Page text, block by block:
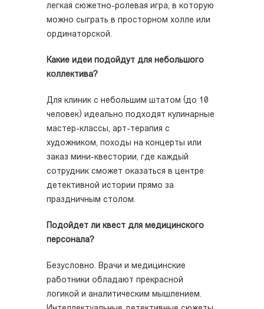
легкая сюжетно-ролевая игра, в которую
можно сыграть в просторном холле или
ординаторской.
Какие идеи подойдут для небольшого
коллектива?
Для клиник с небольшим штатом (до 10
человек) идеально подходят кулинарные
мастер-классы, арт-терапия с
художником, походы на концерты или
заказ мини-квестории, где каждый
сотрудник сможет оказаться в центре
детективной истории прямо за
праздничным столом.
Подойдет ли квест для медицинского
персонала?
Безусловно. Врачи и медицинские
работники обладают прекрасной
логикой и аналитическим мышлением.